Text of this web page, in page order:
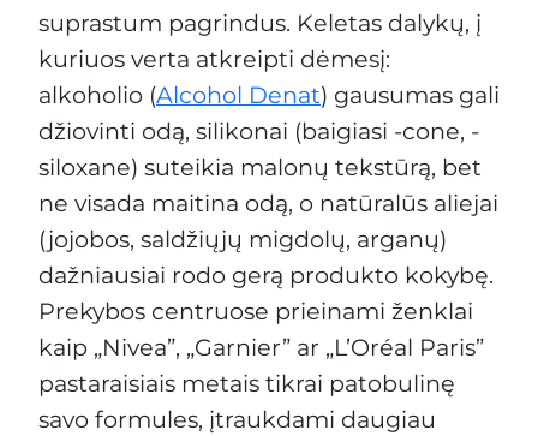
suprastum pagrindus. Keletas dalykų, į
kuriuos verta atkreipti dėmesį:
alkoholio (Alcohol Denat) gausumas gali
džiovinti odą, silikonai (baigiasi -cone, -
siloxane) suteikia malonų tekstūrą, bet
ne visada maitina odą, o natūralūs aliejai
(jojobos, saldžiųjų migdolų, arganų)
dažniausiai rodo gerą produkto kokybę.
Prekybos centruose prieinami ženklai
kaip „Nivea”, „Garnier” ar „L’Oréal Paris”
pastaraisiais metais tikrai patobulinę
savo formules, įtraukdami daugiau